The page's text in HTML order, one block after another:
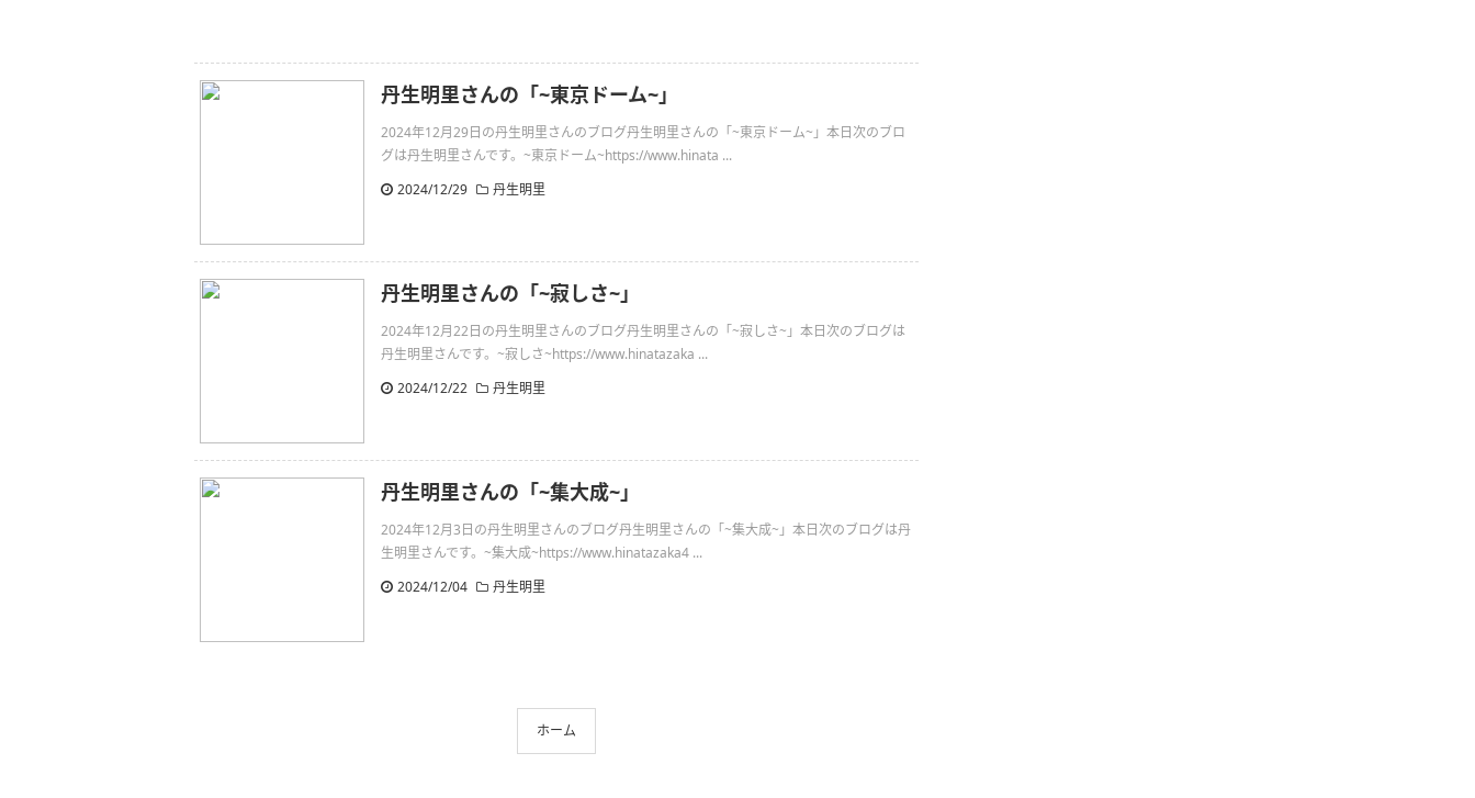
丹生明里さんの「~東京ドーム~」
2024年12月29日の丹生明里さんのブログ丹生明里さんの「~東京ドーム~」本日次のブロ
グは丹生明里さんです。~東京ドーム~https://www.hinata ...
2024/12/29
丹生明里
丹生明里さんの「~寂しさ~」
2024年12月22日の丹生明里さんのブログ丹生明里さんの「~寂しさ~」本日次のブログは
丹生明里さんです。~寂しさ~https://www.hinatazaka ...
2024/12/22
丹生明里
丹生明里さんの「~集大成~」
2024年12月3日の丹生明里さんのブログ丹生明里さんの「~集大成~」本日次のブログは丹
生明里さんです。~集大成~https://www.hinatazaka4 ...
2024/12/04
丹生明里
ホーム